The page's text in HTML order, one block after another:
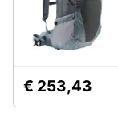
€ 253,43